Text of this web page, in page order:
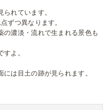
れています。
ずつ異なります。
の濃淡・流れで生まれる景色も
よ。
は目土の跡が見られます。